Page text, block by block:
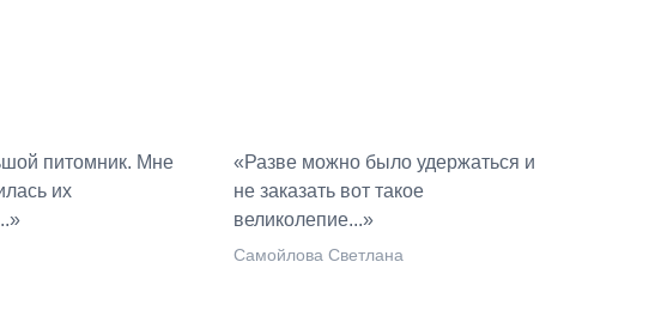
питомник. Мне
их
«Разве можно было удержаться и
не заказать вот такое
великолепие...»
Самойлова Светлана